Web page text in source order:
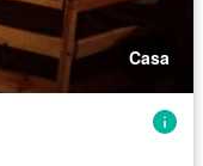
Casa